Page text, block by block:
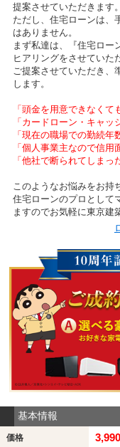
提案させていただきます。
ただし、住宅ローンは、
はありません。
まず私達は、『住宅ロー
ヒアリングをさせていた
ご提案させていただき、
します。
「頭金を用意できなくて
「カードローン・キャッ
「現在の職場での勤続年
「個人事業主なので信用
「他社で断られてしまっ
このようなお悩みをお持
住宅ローンのプロとして
ますのでお気軽に東京建
基本情報
価格